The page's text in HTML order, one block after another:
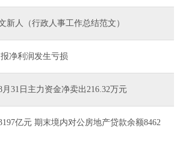
新人（行政人事工作总结范文）
净利润发生亏损
月31日主力资金净卖出216.32万元
亿元 期末境内对公房地产贷款余额8462